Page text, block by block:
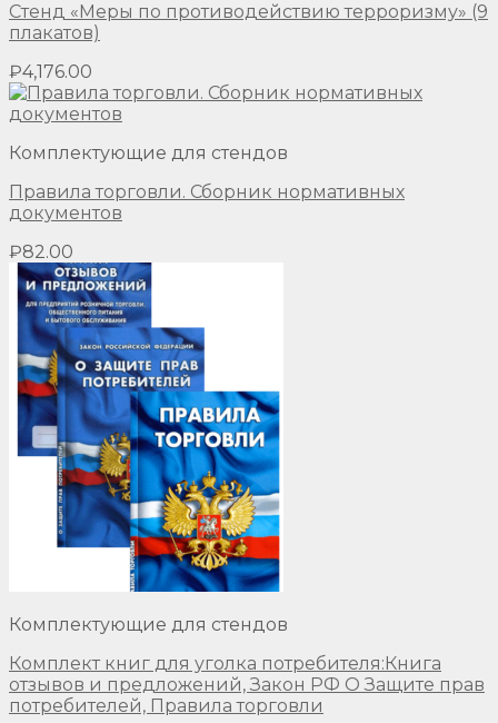
Стенд «Меры по противодействию терроризму» (9
плакатов)
₽4,176.00
Комплектующие для стендов
Правила торговли. Сборник нормативных
документов
₽82.00
Комплектующие для стендов
Комплект книг для уголка потребителя:Книга
отзывов и предложений, Закон РФ О Защите прав
потребителей, Правила торговли